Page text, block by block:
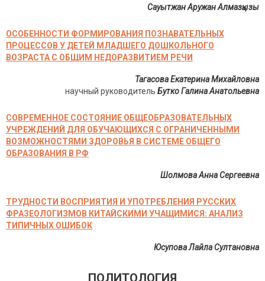
Сауытжан Аружан Алмазқызы
ОСОБЕННОСТИ ФОРМИРОВАНИЯ ПОЗНАВАТЕЛЬНЫХ
ПРОЦЕССОВ У ДЕТЕЙ МЛАДШЕГО ДОШКОЛЬНОГО
ВОЗРАСТА С ОБЩИМ НЕДОРАЗВИТИЕМ РЕЧИ
Тагасова Екатерина Михайловна
научный руководитель Бутко Галина Анатольевна
СОВРЕМЕННОЕ СОСТОЯНИЕ ОБЩЕОБРАЗОВАТЕЛЬНЫХ
УЧРЕЖДЕНИЙ ДЛЯ ОБУЧАЮЩИХСЯ С ОГРАНИЧЕННЫМИ
ВОЗМОЖНОСТЯМИ ЗДОРОВЬЯ В СИСТЕМЕ ОБЩЕГО
ОБРАЗОВАНИЯ В РФ
Шолмова Анна Сергеевна
ТРУДНОСТИ ВОСПРИЯТИЯ И УПОТРЕБЛЕНИЯ РУССКИХ
ФРАЗЕОЛОГИЗМОВ КИТАЙСКИМИ УЧАЩИМИСЯ: АНАЛИЗ
ТИПИЧНЫХ ОШИБОК
Юсупова Лайла Султановна
ПОЛИТОЛОГИЯ